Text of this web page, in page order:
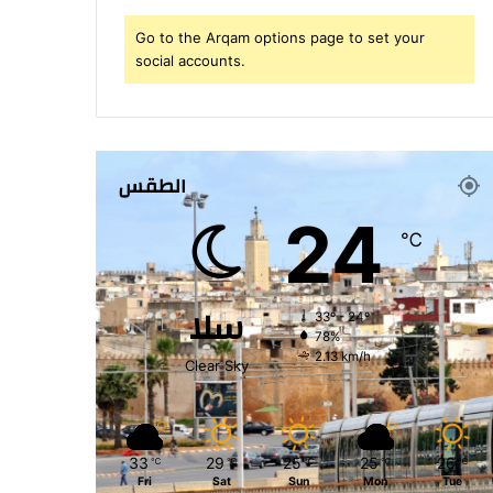
Go to the Arqam options page to set your
social accounts.
الطقس
سلا
Clear Sky
24℃
33º - 24º
78%
2.13 km/h
33 ℃
Fri
29 ℃
Sat
25 ℃
Sun
25 ℃
Mon
26 ℃
Tue